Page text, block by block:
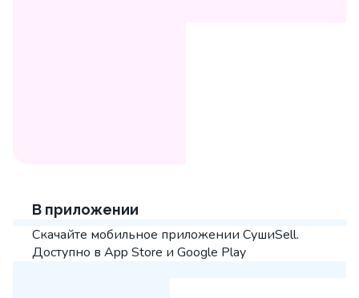
В приложении
Скачайте мобильное приложении СушиSell.
Доступно в App Store и Google Play